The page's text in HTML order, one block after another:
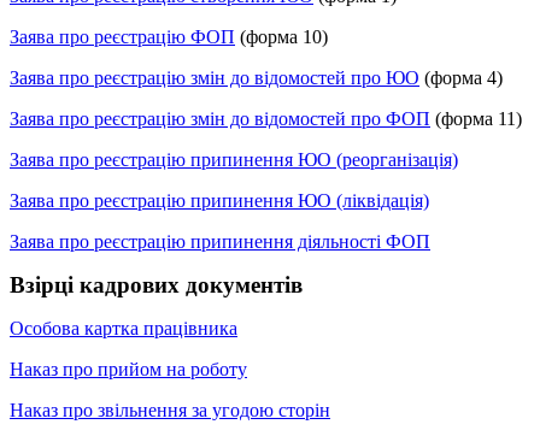
Заява про реєстрацію ФОП (форма 10)
Заява про реєстрацію змін до відомостей про ЮО (форма 4)
Заява про реєстрацію змін до відомостей про ФОП (форма 11)
Заява про реєстрацію припинення ЮО (реорганізація)
Заява про реєстрацію припинення ЮО (ліквідація)
Заява про реєстрацію припинення діяльності ФОП
Взірці кадрових документів
Особова картка працівника
Наказ про прийом на роботу
Наказ про звільнення за угодою сторін